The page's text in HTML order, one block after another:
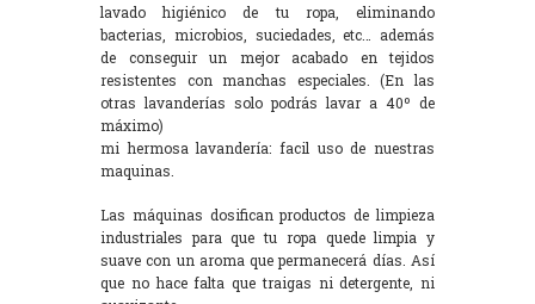
lavado higiénico de tu ropa, eliminando
bacterias, microbios, suciedades, etc… además
de conseguir un mejor acabado en tejidos
resistentes con manchas especiales. (En las
otras lavanderías solo podrás lavar a 40º de
máximo)
mi hermosa lavandería: facil uso de nuestras
maquinas.
Las máquinas dosifican productos de limpieza
industriales para que tu ropa quede limpia y
suave con un aroma que permanecerá días. Así
que no hace falta que traigas ni detergente, ni